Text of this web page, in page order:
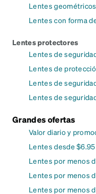
Lentes geométricos
Lentes con forma
Lentes protectores
Lentes de
Lentes de
Lentes de
Lentes de
Grandes ofertas
Valor diario y
Lentes desde $6.95
Lentes por menos
Lentes por menos
Lentes por menos